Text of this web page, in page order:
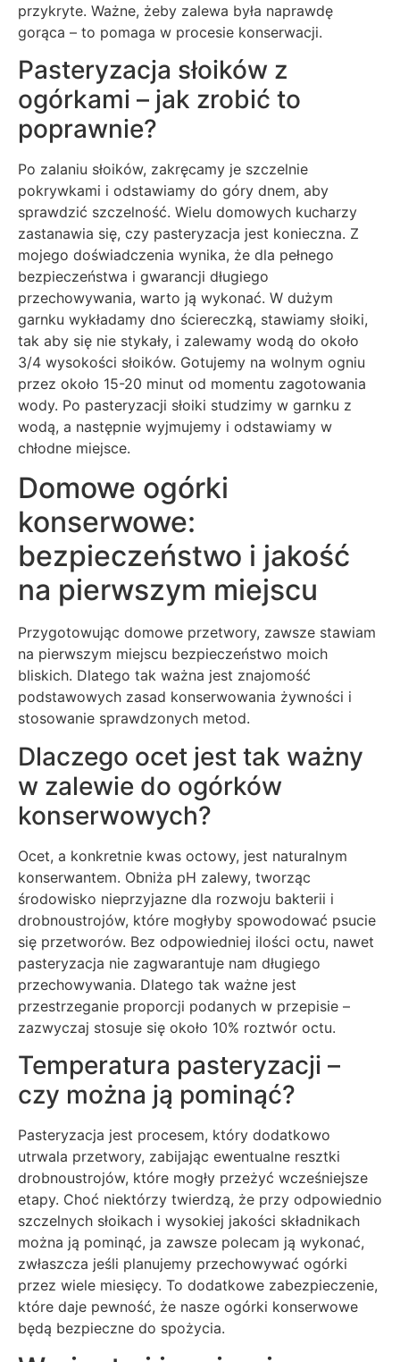
przykryte. Ważne, żeby zalewa była naprawdę
gorąca – to pomaga w procesie konserwacji.
Pasteryzacja słoików z
ogórkami – jak zrobić to
poprawnie?
Po zalaniu słoików, zakręcamy je szczelnie
pokrywkami i odstawiamy do góry dnem, aby
sprawdzić szczelność. Wielu domowych kucharzy
zastanawia się, czy pasteryzacja jest konieczna. Z
mojego doświadczenia wynika, że dla pełnego
bezpieczeństwa i gwarancji długiego
przechowywania, warto ją wykonać. W dużym
garnku wykładamy dno ściereczką, stawiamy słoiki,
tak aby się nie stykały, i zalewamy wodą do około
3/4 wysokości słoików. Gotujemy na wolnym ogniu
przez około 15-20 minut od momentu zagotowania
wody. Po pasteryzacji słoiki studzimy w garnku z
wodą, a następnie wyjmujemy i odstawiamy w
chłodne miejsce.
Domowe ogórki
konserwowe:
bezpieczeństwo i jakość
na pierwszym miejscu
Przygotowując domowe przetwory, zawsze stawiam
na pierwszym miejscu bezpieczeństwo moich
bliskich. Dlatego tak ważna jest znajomość
podstawowych zasad konserwowania żywności i
stosowanie sprawdzonych metod.
Dlaczego ocet jest tak ważny
w zalewie do ogórków
konserwowych?
Ocet, a konkretnie kwas octowy, jest naturalnym
konserwantem. Obniża pH zalewy, tworząc
środowisko nieprzyjazne dla rozwoju bakterii i
drobnoustrojów, które mogłyby spowodować psucie
się przetworów. Bez odpowiedniej ilości octu, nawet
pasteryzacja nie zagwarantuje nam długiego
przechowywania. Dlatego tak ważne jest
przestrzeganie proporcji podanych w przepisie –
zazwyczaj stosuje się około 10% roztwór octu.
Temperatura pasteryzacji –
czy można ją pominąć?
Pasteryzacja jest procesem, który dodatkowo
utrwala przetwory, zabijając ewentualne resztki
drobnoustrojów, które mogły przeżyć wcześniejsze
etapy. Choć niektórzy twierdzą, że przy odpowiednio
szczelnych słoikach i wysokiej jakości składnikach
można ją pominąć, ja zawsze polecam ją wykonać,
zwłaszcza jeśli planujemy przechowywać ogórki
przez wiele miesięcy. To dodatkowe zabezpieczenie,
które daje pewność, że nasze ogórki konserwowe
będą bezpieczne do spożycia.